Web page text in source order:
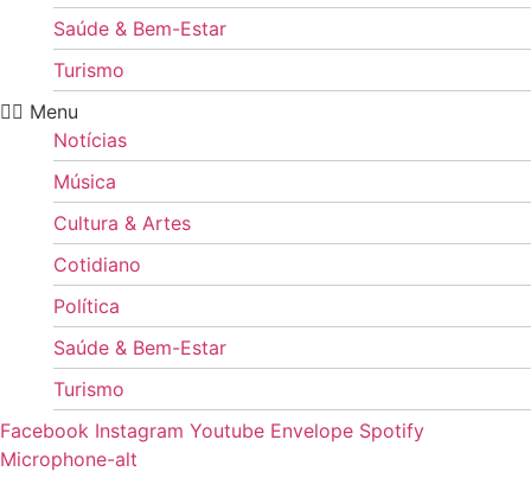
Saúde & Bem-Estar
Turismo
Menu
Notícias
Música
Cultura & Artes
Cotidiano
Política
Saúde & Bem-Estar
Turismo
Facebook Instagram Youtube Envelope Spotify
Microphone-alt